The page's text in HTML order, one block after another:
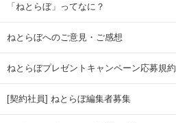
「ねとらぼ」ってなに？
ねとらぼへのご意見・ご感想
ねとらぼプレゼントキャンペーン応募規約
[契約社員] ねとらぼ編集者募集